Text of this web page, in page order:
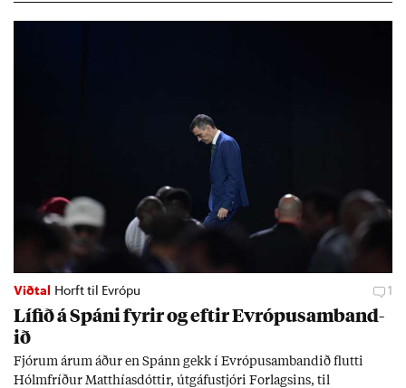
Viðtal Horft til Evrópu 1
Líf­ið á Spáni fyr­ir og eft­ir Evr­ópu­sam­band­
ið
Fjór­um ár­um áð­ur en Spánn gekk í Evr­ópu­sam­band­ið flutti
Hólm­fríð­ur Matth­ías­dótt­ir, út­gáfu­stjóri For­lags­ins, til